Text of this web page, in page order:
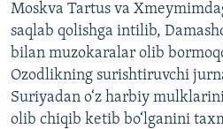
Moskva Tartus va
saqlab qolishga intilib,
bilan muzokaralar olib
Ozodlikning surishtiruvchi
Suriyadan o‘z harbiy
olib chiqib ketib bo‘lganini